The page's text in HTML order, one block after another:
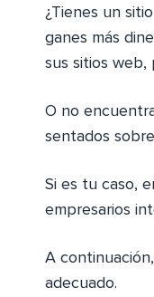
¿Tienes un
ganes más
sus sitios web,
O no
sentados
Si es tu caso,
empresarios
A
adecuado.